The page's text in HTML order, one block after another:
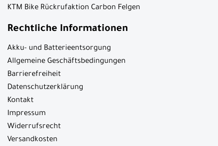
KTM Bike Rückrufaktion Carbon Felgen
Rechtliche Informationen
Akku- und Batterieentsorgung
Allgemeine Geschäftsbedingungen
Barrierefreiheit
Datenschutzerklärung
Kontakt
Impressum
Widerrufsrecht
Versandkosten